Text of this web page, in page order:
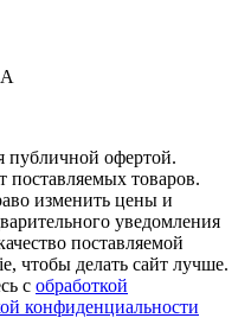
публичной офертой.
поставляемых товаров.
изменить цены и
уведомления
поставляемой
чтобы делать сайт лучше.
с обработкой
конфиденциальности